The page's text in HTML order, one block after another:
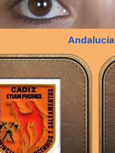
Andalucía